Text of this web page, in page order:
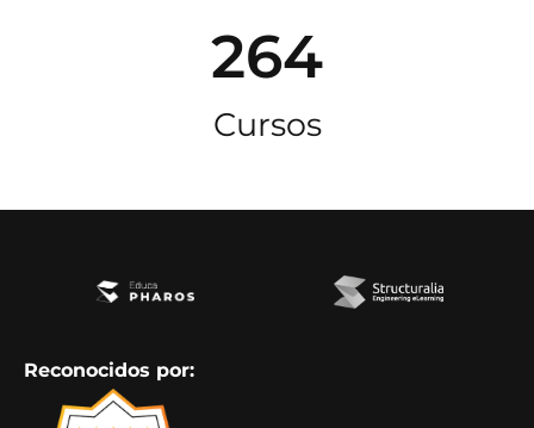
264
Cursos
Reconocidos por: